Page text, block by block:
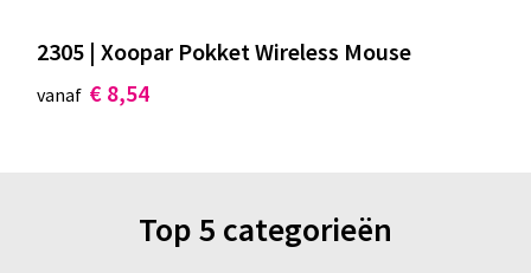
2305 | Xoopar Pokket Wireless Mouse
vanaf € 8,54
Top 5 categorieën